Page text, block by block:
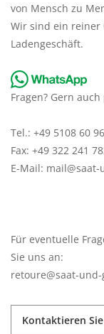
von Mensch zu
Wir sind ein reiner
Ladengeschäft.
Fragen? Gern
Tel.: +49 5108 60
Fax: +49 322 241
E-Mail:
Für eventuelle
Sie uns an:
retoure@saat-
Kontaktieren